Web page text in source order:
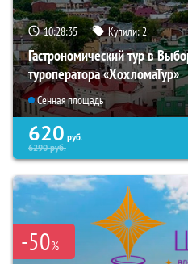
10:28:34 Купили:2
Гастрономический тур в
туроператора «ХохломаТур»
Сенная площадь
620 руб.
6290руб.
-50%